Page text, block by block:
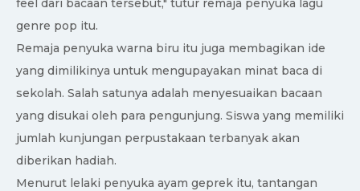
feel dari bacaan tersebut," tutur remaja penyuka lagu
genre pop itu.
Remaja penyuka warna biru itu juga membagikan ide
yang dimilikinya untuk mengupayakan minat baca di
sekolah. Salah satunya adalah menyesuaikan bacaan
yang disukai oleh para pengunjung. Siswa yang memiliki
jumlah kunjungan perpustakaan terbanyak akan
diberikan hadiah.
Menurut lelaki penyuka ayam geprek itu, tantangan